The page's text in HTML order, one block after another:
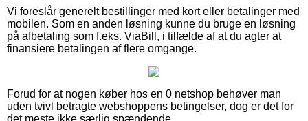
Vi foreslår generelt bestillinger med kort eller betalinger med
mobilen. Som en anden løsning kunne du bruge en løsning
på afbetaling som f.eks. ViaBill, i tilfælde af at du agter at
finansiere betalingen af flere omgange.
Forud for at nogen køber hos en 0 netshop behøver man
uden tvivl betragte webshoppens betingelser, dog er det for
det meste ikke særlig spændende.